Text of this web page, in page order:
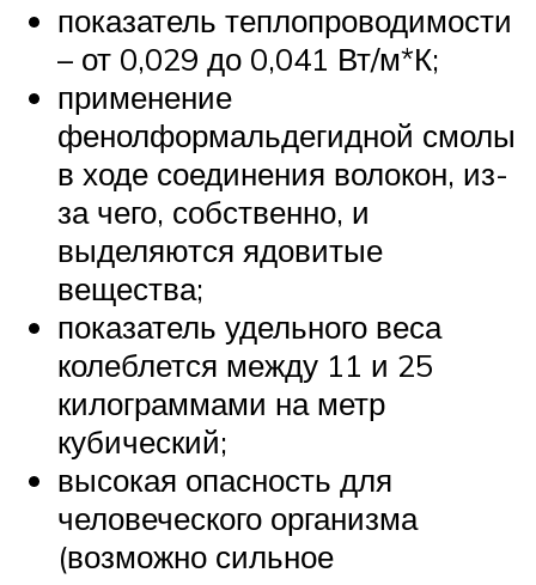
показатель теплопроводимости
– от 0,029 до 0,041 Вт/м*К;
применение
фенолформальдегидной смолы
в ходе соединения волокон, из-
за чего, собственно, и
выделяются ядовитые
вещества;
показатель удельного веса
колеблется между 11 и 25
килограммами на метр
кубический;
высокая опасность для
человеческого организма
(возможно сильное